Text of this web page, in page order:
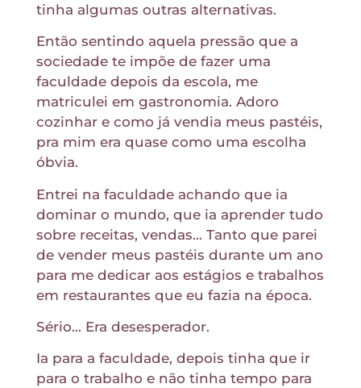
tinha algumas outras alternativas.
Então sentindo aquela pressão que a
sociedade te impõe de fazer uma
faculdade depois da escola, me
matriculei em gastronomia. Adoro
cozinhar e como já vendia meus pastéis,
pra mim era quase como uma escolha
óbvia.
Entrei na faculdade achando que ia
dominar o mundo, que ia aprender tudo
sobre receitas, vendas… Tanto que parei
de vender meus pastéis durante um ano
para me dedicar aos estágios e trabalhos
em restaurantes que eu fazia na época.
Sério… Era desesperador.
Ia para a faculdade, depois tinha que ir
para o trabalho e não tinha tempo para